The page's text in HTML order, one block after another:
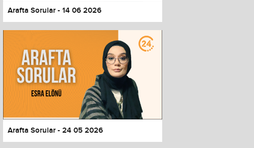
Arafta Sorular - 14 06 2026
Arafta Sorular - 24 05 2026